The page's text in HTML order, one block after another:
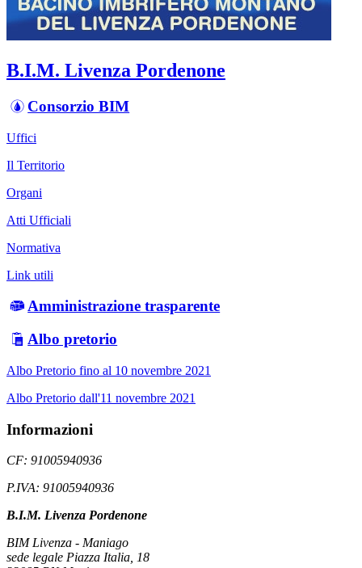
B.I.M. Livenza Pordenone
Consorzio BIM
Uffici
Il Territorio
Organi
Atti Ufficiali
Normativa
Link utili
Amministrazione trasparente
Albo pretorio
Albo Pretorio fino al 10 novembre 2021
Albo Pretorio dall'11 novembre 2021
Informazioni
CF: 91005940936
P.IVA: 91005940936
B.I.M. Livenza Pordenone
BIM Livenza - Maniago
sede legale Piazza Italia, 18